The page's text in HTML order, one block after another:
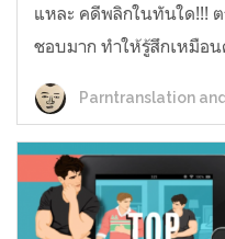
แหละ คดีพลิกในทันใด!!!
ชอบมาก ทำให้รู้สึกเหมือ
Parntranslation